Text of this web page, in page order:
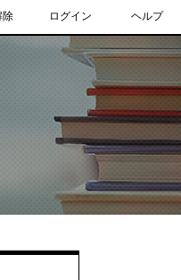
除 ログイン ヘルプ